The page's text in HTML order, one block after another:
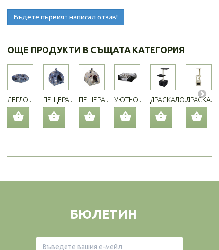
Бъдете първият написал отзив!
ОЩЕ ПРОДУКТИ В СЪЩАТА КАТЕГОРИЯ
ЛЕГЛО... ПЕЩЕРА... ПЕЩЕРА... УЮТНО... ДРАСКАЛО...
БЮЛЕТИН